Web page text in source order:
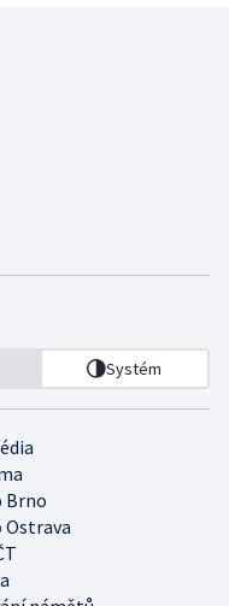
Systém
Brno
Ostrava